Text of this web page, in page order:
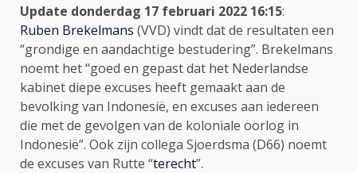
Update donderdag 17 februari 2022 16:15:
Ruben Brekelmans (VVD) vindt dat de resultaten een
“grondige en aandachtige bestudering”. Brekelmans
noemt het “goed en gepast dat het Nederlandse
kabinet diepe excuses heeft gemaakt aan de
bevolking van Indonesië, en excuses aan iedereen
die met de gevolgen van de koloniale oorlog in
Indonesië”. Ook zijn collega Sjoerdsma (D66) noemt
de excuses van Rutte “terecht”.